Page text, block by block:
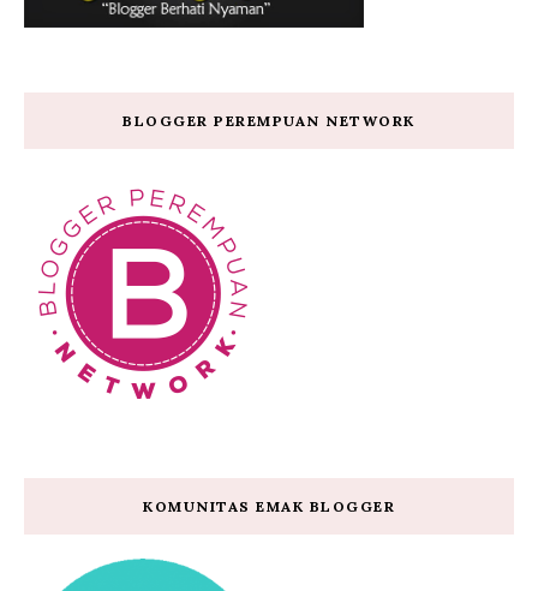
BLOGGER PEREMPUAN NETWORK
KOMUNITAS EMAK BLOGGER